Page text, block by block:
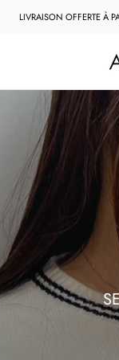
LIVRAISON OFFERTE À